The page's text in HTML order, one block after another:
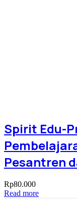
Spirit Edu-
Pesantren
Rp80.000
Read more